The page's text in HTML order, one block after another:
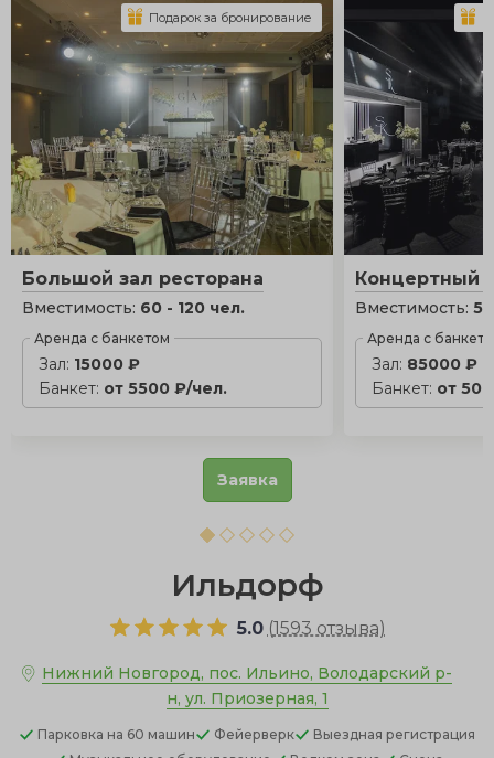
Большой зал ресторана
Вместимость: 60 - 120 чел.
Аренда с банкетом
Зал: 15000 ₽
Банкет: от 5500 ₽/чел.
Подарок за бронирование
Концертный
Вместимость:
Аренда с
Зал: 85000 ₽
Банкет: от
Заявка
Ильдорф
5.0 (1593 отзыва)
Нижний Новгород, пос. Ильино, Володарский р-
н, ул. Приозерная, 1
Парковка на 60 машин Фейерверк
Выездная регистрация